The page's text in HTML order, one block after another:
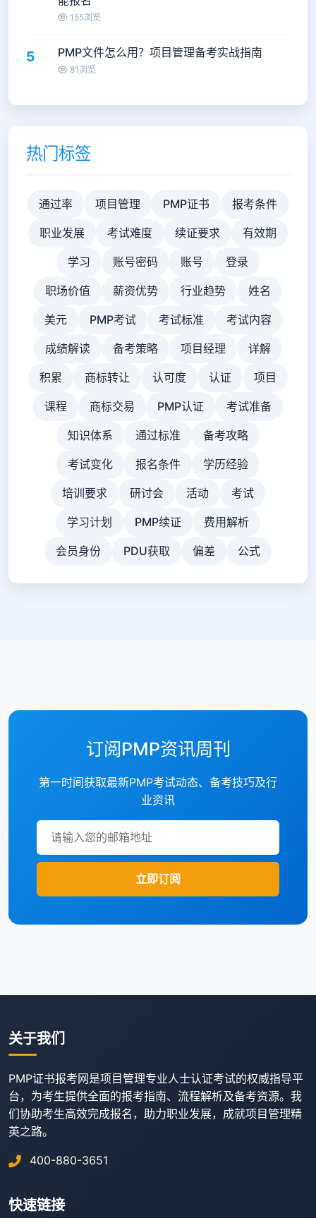
155浏览
5 PMP文件怎么用？项目管理备考实战指南
81浏览
热门标签
通过率 项目管理 PMP证书 报考条件
职业发展 考试难度 续证要求 有效期
学习 账号密码 账号 登录
职场价值 薪资优势 行业趋势 姓名
美元 PMP考试 考试标准 考试内容
成绩解读 备考策略 项目经理 详解
积累 商标转让 认可度 认证 项目
课程 商标交易 PMP认证 考试准备
知识体系 通过标准 备考攻略
考试变化 报名条件 学历经验
培训要求 研讨会 活动 考试
学习计划 PMP续证 费用解析
会员身份 PDU获取 偏差 公式
订阅PMP资讯周刊
第一时间获取最新PMP考试动态、备考技巧及行
业资讯
立即订阅
关于我们
PMP证书报考网是项目管理专业人士认证考试的权威指导平
台，为考生提供全面的报考指南、流程解析及备考资源。我
们协助考生高效完成报名，助力职业发展，成就项目管理精
英之路。
400-880-3651
快速链接